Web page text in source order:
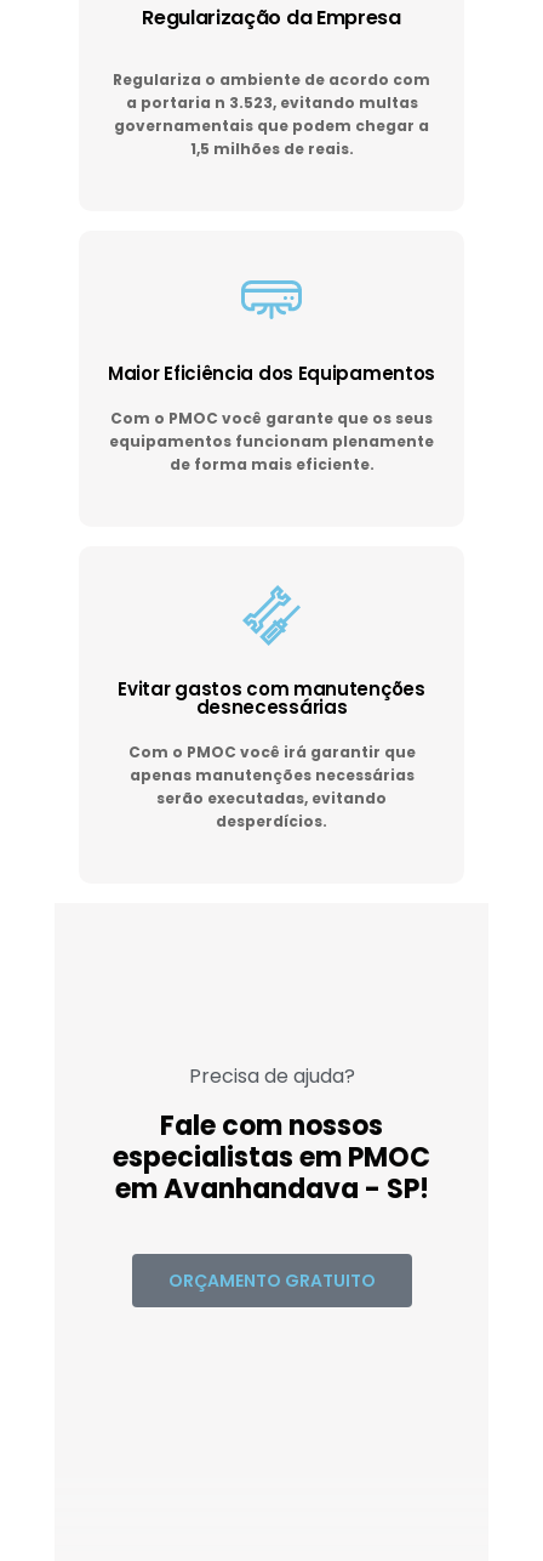
Regularização da Empresa
Regulariza o ambiente de acordo com
a portaria n 3.523, evitando multas
governamentais que podem chegar a
1,5 milhões de reais.
Maior Eficiência dos Equipamentos
Com o PMOC você garante que os seus
equipamentos funcionam plenamente
de forma mais eficiente.
Evitar gastos com manutenções
desnecessárias
Com o PMOC você irá garantir que
apenas manutenções necessárias
serão executadas, evitando
desperdícios.
Precisa de ajuda?
Fale com nossos
especialistas em PMOC
em Avanhandava - SP!
ORÇAMENTO GRATUITO